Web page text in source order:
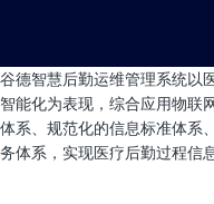
谷德智慧后勤运维管理系统以
智能化为表现，综合应用物联
体系、规范化的信息标准体系
务体系，实现医疗后勤过程信